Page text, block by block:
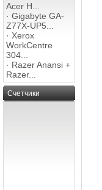
Acer H...
· Gigabyte GA-
Z77X-UP5...
· Xerox
WorkCentre
304...
· Razer Anansi +
Razer...
Счетчики